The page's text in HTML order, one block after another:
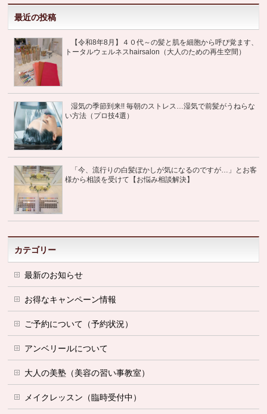
最近の投稿
【令和8年8月】４０代～の髪と肌を細胞から呼び覚ます、
トータルウェルネスhairsalon（大人のための再生空間）
湿気の季節到来!! 毎朝のストレス…湿気で前髪がうねらな
い方法（プロ技4選）
「今、流行りの白髪ぼかしが気になるのですが…」とお客
様から相談を受けて【お悩み相談解決】
カテゴリー
最新のお知らせ
お得なキャンペーン情報
ご予約について（予約状況）
アンベリールについて
大人の美塾（美容の習い事教室）
メイクレッスン（臨時受付中）